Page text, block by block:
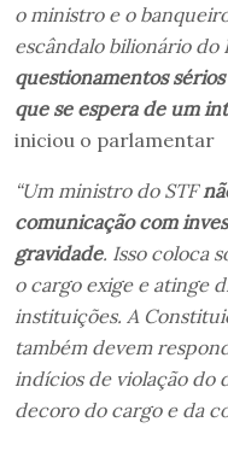
o ministro e o
escândalo bilionário do
questionamentos
que se espera de um
iniciou o parlamentar
“Um ministro do STF
comunicação com
gravidade. Isso coloca
o cargo exige e atinge
instituições. A
também devem
indícios de violação do
decoro do cargo e da